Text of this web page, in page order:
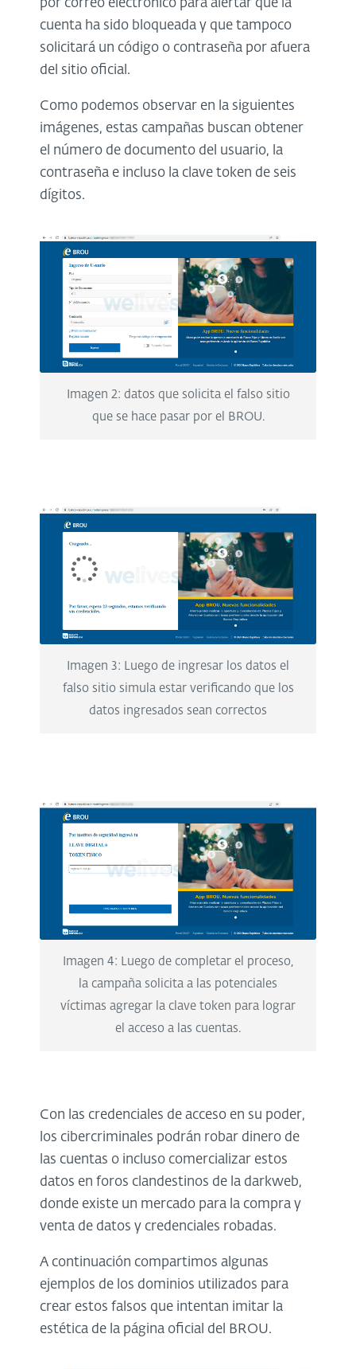
por correo electrónico para alertar que la
cuenta ha sido bloqueada y que tampoco
solicitará un código o contraseña por afuera
del sitio oficial.
Como podemos observar en la siguientes
imágenes, estas campañas buscan obtener
el número de documento del usuario, la
contraseña e incluso la clave token de seis
dígitos.
Imagen 2: datos que solicita el falso sitio
que se hace pasar por el BROU.
Imagen 3: Luego de ingresar los datos el
falso sitio simula estar verificando que los
datos ingresados sean correctos
Imagen 4: Luego de completar el proceso,
la campaña solicita a las potenciales
víctimas agregar la clave token para lograr
el acceso a las cuentas.
Con las credenciales de acceso en su poder,
los cibercriminales podrán robar dinero de
las cuentas o incluso comercializar estos
datos en foros clandestinos de la darkweb,
donde existe un mercado para la compra y
venta de datos y credenciales robadas.
A continuación compartimos algunas
ejemplos de los dominios utilizados para
crear estos falsos que intentan imitar la
estética de la página oficial del BROU.